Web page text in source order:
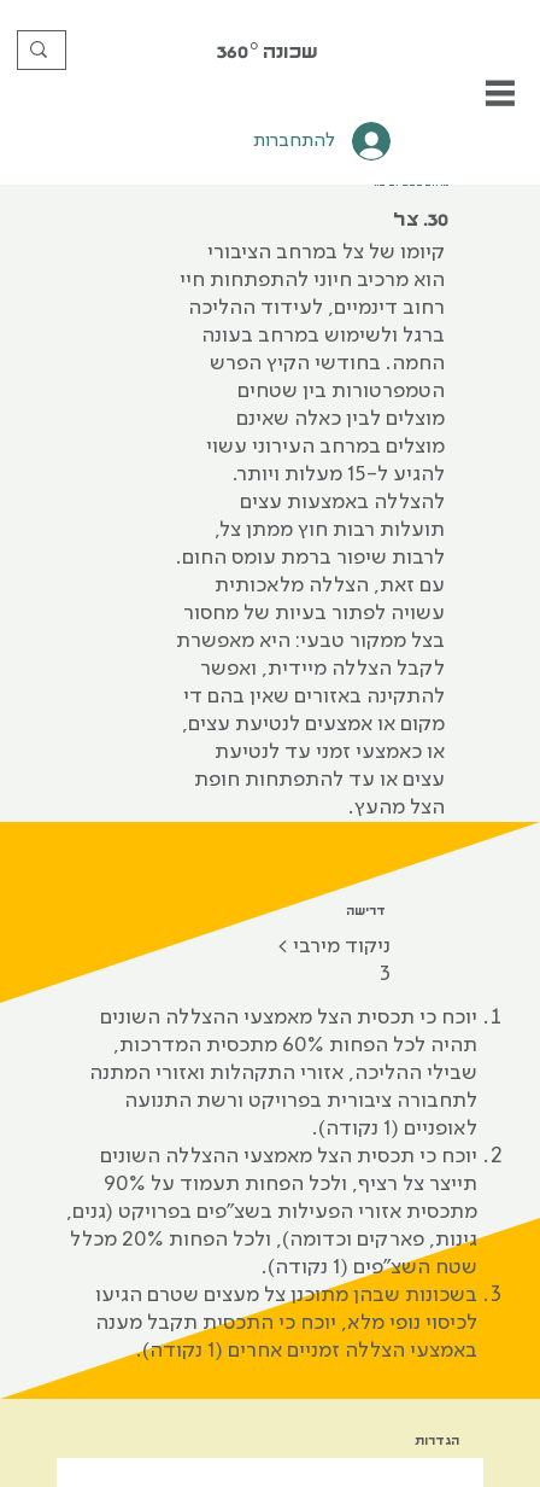
שכונה 360°
להתחברות
30. צל
קיומו של צל במרחב הציבורי
הוא מרכיב חיוני להתפתחות חיי
רחוב דינמיים, לעידוד ההליכה
ברגל ולשימוש במרחב בעונה
החמה. בחודשי הקיץ הפרש
הטמפרטורות בין שטחים
מוצלים לבין כאלה שאינם
מוצלים במרחב העירוני עשוי
להגיע ל-15 מעלות ויותר.
להצללה באמצעות עצים
תועלות רבות חוץ ממתן צל,
לרבות שיפור ברמת עומס החום.
עם זאת, הצללה מלאכותית
עשויה לפתור בעיות של מחסור
בצל ממקור טבעי: היא מאפשרת
לקבל הצללה מיידית, ואפשר
להתקינה באזורים שאין בהם די
מקום או אמצעים לנטיעת עצים,
או כאמצעי זמני עד לנטיעת
עצים או עד להתפתחות חופת
הצל מהעץ.
דרישה
ניקוד‭ ‬מירבי >
3
יוכח כי תכסית הצל מאמצעי ההצללה השונים
תהיה לכל הפחות 60% מתכסית המדרכות,
שבילי ההליכה, אזורי התקהלות ואזורי המתנה
לתחבורה ציבורית בפרויקט ורשת התנועה
לאופניים (1 נקודה).
יוכח כי תכסית הצל מאמצעי ההצללה השונים
תייצר צל רציף, ולכל הפחות תעמוד על 90%
מתכסית אזורי הפעילות בשצ"פים בפרויקט (גנים,
גינות, פארקים וכדומה), ולכל הפחות 20% מכלל
שטח השצ"פים (1 נקודה).
בשכונות שבהן מתוכנן צל מעצים שטרם הגיעו
לכיסוי נופי מלא, יוכח כי התכסית תקבל מענה
באמצעי הצללה זמניים אחרים (1 נקודה).
הגדרות